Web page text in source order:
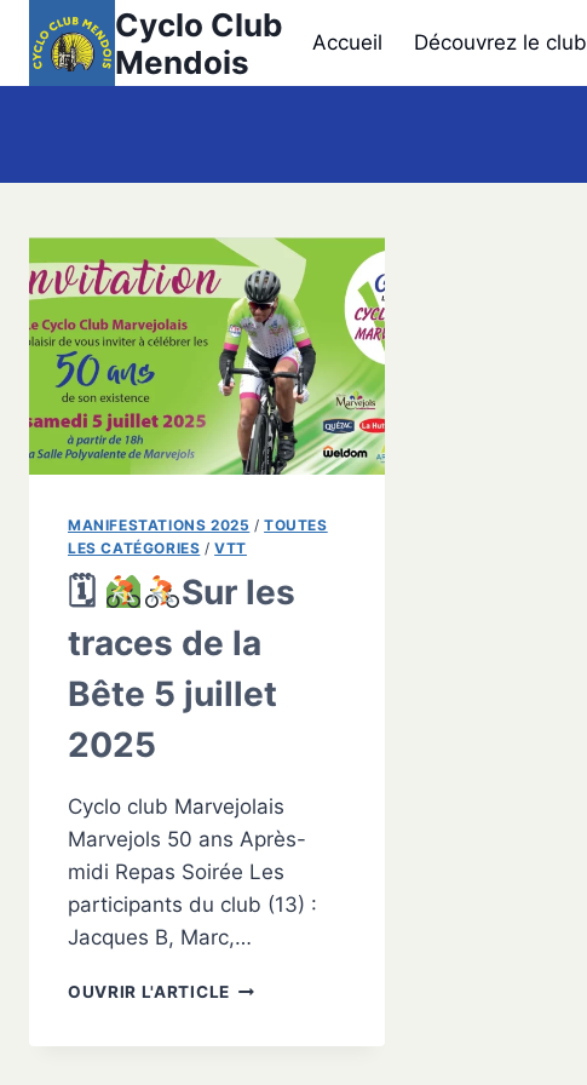
contenu
Cyclo Club
Mendois
Accueil Découvrez le club
MANIFESTATIONS 2025 /TOUTES
LES CATÉGORIES /VTT
🗓
Sur les
traces de la
Bête 5 juillet
2025
Cyclo club Marvejolais
Marvejols 50 ans Après-
midi Repas Soirée Les
participants du club (13) :
Jacques B, Marc,…
OUVRIR L'ARTICLE🗓